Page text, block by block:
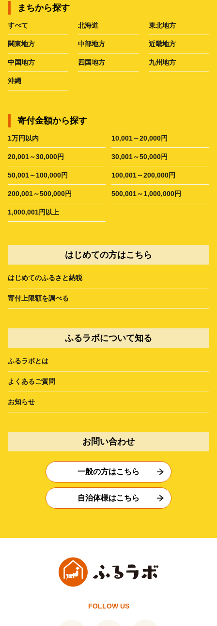
まちから探す
すべて 北海道 東北地方
関東地方 中部地方 近畿地方
中国地方 四国地方 九州地方
沖縄
寄付金額から探す
1万円以内 10,001～20,000円
20,001～30,000円 30,001～50,000円
50,001～100,000円 100,001～200,000円
200,001～500,000円 500,001～1,000,000円
1,000,001円以上
はじめての方はこちら
はじめてのふるさと納税
寄付上限額を調べる
ふるラボについて知る
ふるラボとは
よくあるご質問
お知らせ
お問い合わせ
一般の方はこちら
自治体様はこちら
FOLLOW US